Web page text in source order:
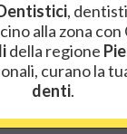
,
alla zona con
della regione
curano la
denti.